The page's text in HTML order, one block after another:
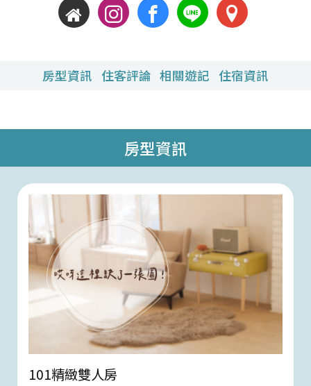
房型資訊 住客評論 相關遊記 住宿資訊
房型資訊
101精緻雙人房